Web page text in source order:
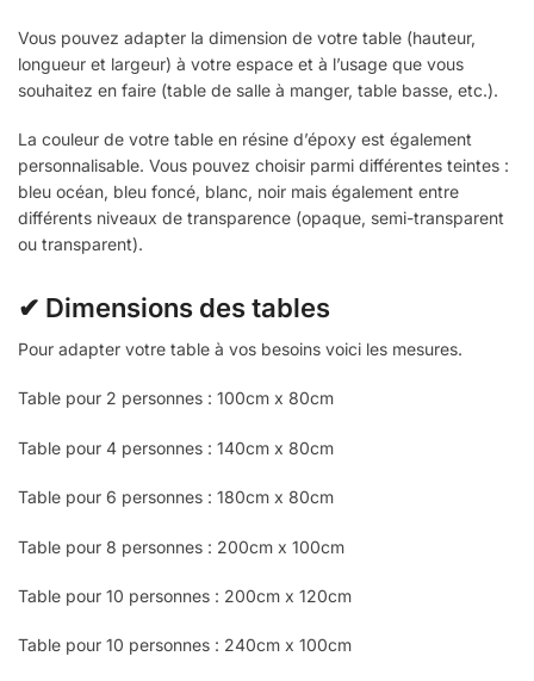
Vous pouvez adapter la dimension de votre table (hauteur,
longueur et largeur) à votre espace et à l’usage que vous
souhaitez en faire (table de salle à manger, table basse, etc.).
La couleur de votre table en résine d’époxy est également
personnalisable. Vous pouvez choisir parmi différentes teintes :
bleu océan, bleu foncé, blanc, noir mais également entre
différents niveaux de transparence (opaque, semi-transparent
ou transparent).
✔ Dimensions des tables
Pour adapter votre table à vos besoins voici les mesures.
Table pour 2 personnes : 100cm x 80cm
Table pour 4 personnes : 140cm x 80cm
Table pour 6 personnes : 180cm x 80cm
Table pour 8 personnes : 200cm x 100cm
Table pour 10 personnes : 200cm x 120cm
Table pour 10 personnes : 240cm x 100cm